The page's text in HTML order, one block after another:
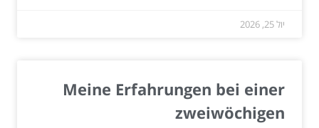
יול 25, 2026
Meine Erfahrungen bei einer
zweiwöchigen